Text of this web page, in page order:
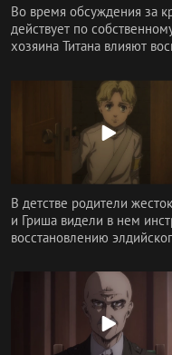
Во время обсуждения за
действует по
хозяина Титана влияют
В детстве родители
и Гриша видели в нем
восстановлению